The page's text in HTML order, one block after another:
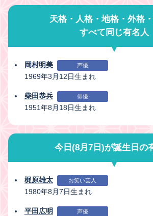
天格・人格・地格・外格
すべて同じ有名人
岡村明美 声優
1969年3月12日生まれ
柴田恭兵 俳優
1951年8月18日生まれ
今日(8月7日)が誕生日の
梶原雄太 お笑い芸人
1980年8月7日生まれ
平田広明 声優